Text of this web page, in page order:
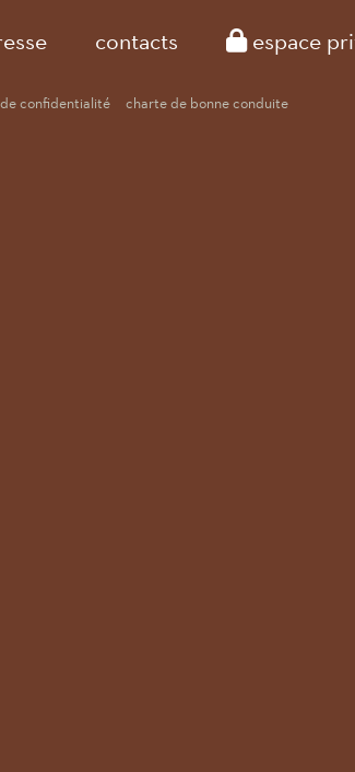
contacts espace
confidentialité charte de bonne conduite